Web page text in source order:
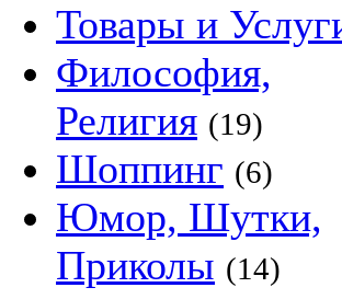
Товары и
Философия,
Религия (19)
Шоппинг (6)
Юмор, Шутки,
Приколы (14)